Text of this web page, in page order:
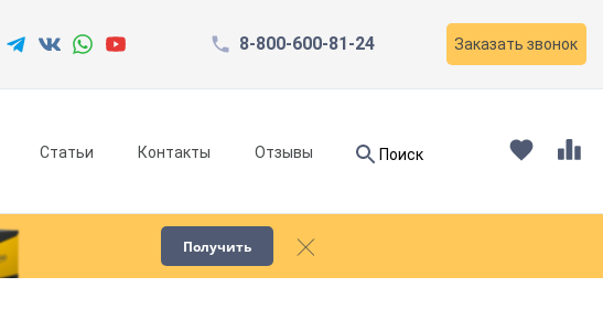
8-800-600-81-24 Заказать звонок
Статьи Контакты Отзывы Поиск
Получить